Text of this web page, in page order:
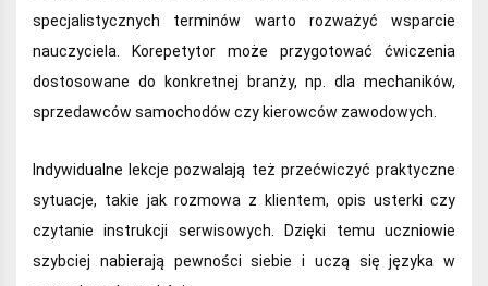
specjalistycznych terminów warto rozważyć wsparcie
nauczyciela. Korepetytor może przygotować ćwiczenia
dostosowane do konkretnej branży, np. dla mechaników,
sprzedawców samochodów czy kierowców zawodowych.
Indywidualne lekcje pozwalają też przećwiczyć praktyczne
sytuacje, takie jak rozmowa z klientem, opis usterki czy
czytanie instrukcji serwisowych. Dzięki temu uczniowie
szybciej nabierają pewności siebie i uczą się języka w